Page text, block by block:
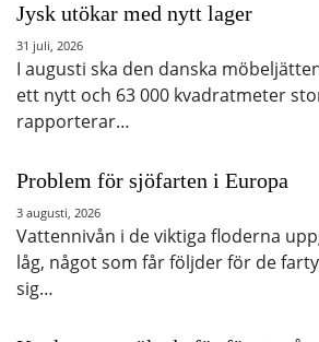
Jysk utökar med nytt lager
31 juli, 2026
I augusti ska den danska
ett nytt och 63 000 kvadratmeter
rapporterar…
Problem för sjöfarten i Europa
3 augusti, 2026
Vattennivån i de viktiga floderna
låg, något som får följder för de
sig…